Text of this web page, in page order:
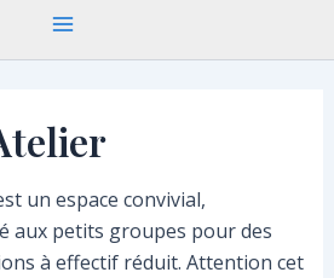
un espace convivial,
aux petits groupes pour des
à effectif réduit. Attention cet